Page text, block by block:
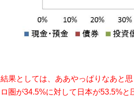
結果としては、ああやっぱりなあと
ロ圏が34.5%に対して日本が53.5%と